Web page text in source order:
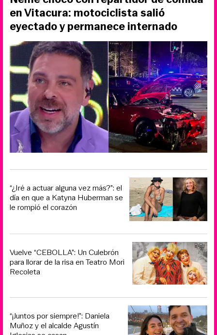
en Vitacura: motociclista salió
eyectado y permanece internado
“¿Iré a actuar alguna vez más?”: el
día en que a Katyna Huberman se
le rompió el corazón
Vuelve “CEBOLLA”: Un Culebrón
para llorar de la risa en Teatro Mori
Recoleta
“¡Juntos por siempre!”: Daniela
Muñoz y el alcalde Agustín